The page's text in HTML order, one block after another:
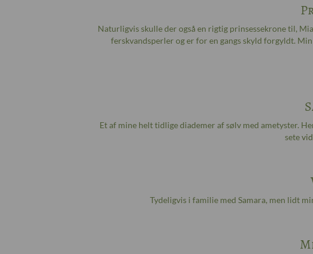
Naturligvis skulle der også en rigtig prinsessekrone til,
ferskvandsperler og er for en gangs skyld forgyldt.
Et af mine helt tidlige diademer af sølv med ametyster.
sete
Tydeligvis i familie med Samara, men lidt